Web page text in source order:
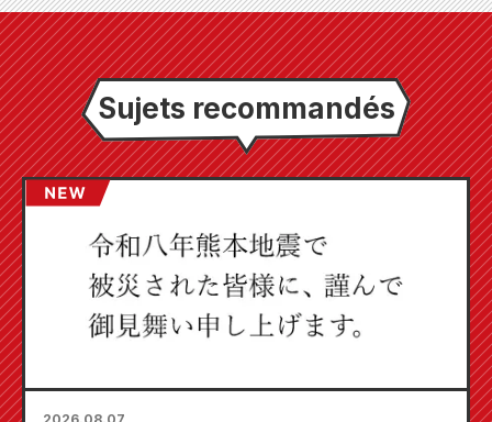
Sujets recommandés